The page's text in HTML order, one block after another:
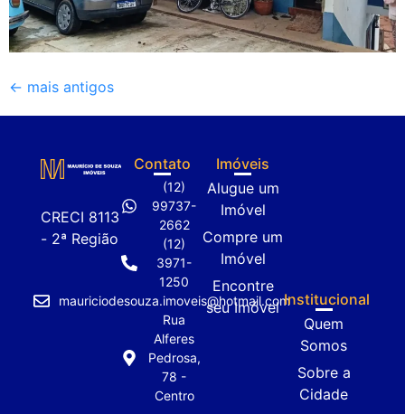
← mais antigos
CRECI 8113
- 2ª Região
Contato
(12)
99737-
2662
(12)
3971-
1250
mauriciodesouza.imoveis@hotmail.com
Rua
Alferes
Pedrosa,
78 -
Centro
Imóveis
Alugue um
Imóvel
Compre um
Imóvel
Encontre
seu Imóvel Institucional
Quem
Somos
Sobre a
Cidade